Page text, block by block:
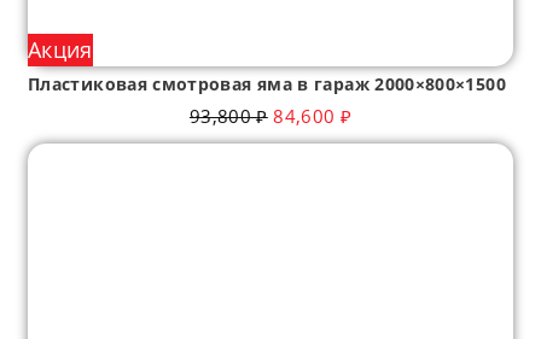
Акция
Пластиковая смотровая яма в гараж 2000×800×1500
93,800₽ 84,600 ₽